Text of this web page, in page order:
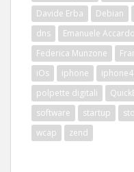
Davide Erba
Debian
dns
Emanuele Accardo
Federica Munzone
iOs
iphone iphone4
polpette digitali
software
startup
wcap
zend